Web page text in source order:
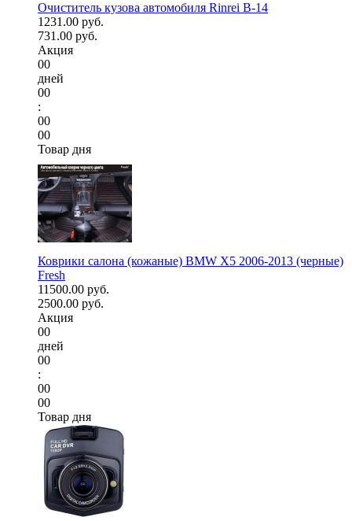
Очиститель кузова автомобиля Rinrei B-14
1231.00 руб.
731.00 руб.
Акция
00
дней
00
:
00
00
Товар дня
Коврики салона (кожаные) BMW X5 2006-2013 (черные)
Fresh
11500.00 руб.
2500.00 руб.
Акция
00
дней
00
:
00
00
Товар дня